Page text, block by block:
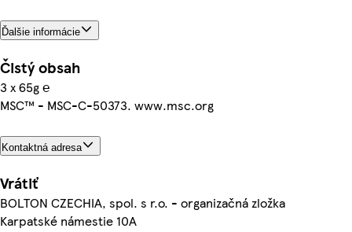
Ďalšie informácie
Čistý obsah
3 x 65g ℮
MSC™ - MSC-C-50373. www.msc.org
Kontaktná adresa
Vrátiť
BOLTON CZECHIA, spol. s r.o. - organizačná zložka
Karpatské námestie 10A